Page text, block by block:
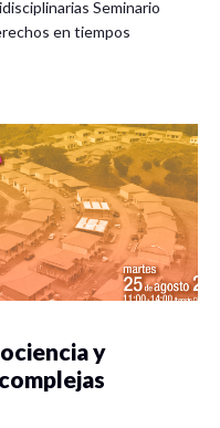
Seminario
en tiempos
y